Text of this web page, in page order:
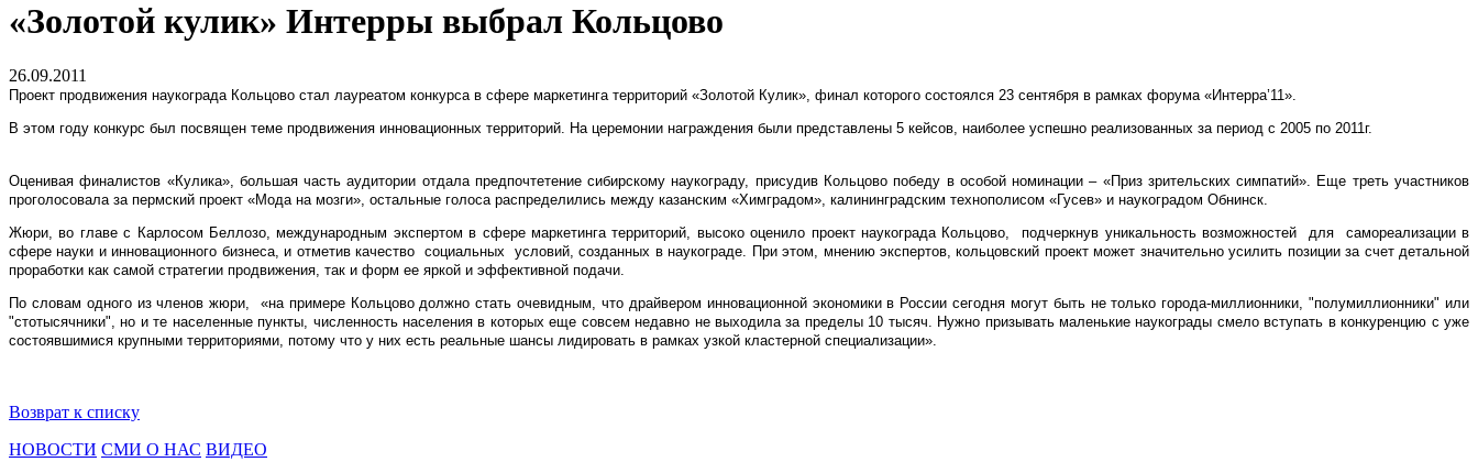
«Золотой кулик» Интерры выбрал Кольцово
26.09.2011
Проект продвижения наукограда Кольцово стал лауреатом конкурса в сфере маркетинга территорий «Золотой Кулик», финал которого состоялся 23 сентября в рамках форума «Интерра’11».
В этом году конкурс был посвящен теме продвижения инновационных территорий. На церемонии награждения были представлены 5 кейсов, наиболее успешно реализованных за период с 2005 по 2011г.
Оценивая финалистов «Кулика», большая часть аудитории отдала предпочтетение сибирскому наукограду, присудив Кольцово победу в особой номинации – «Приз зрительских симпатий». Еще треть участников
проголосовала за пермский проект «Мода на мозги», остальные голоса распределились между казанским «Химградом», калининградским технополисом «Гусев» и наукоградом Обнинск.
Жюри, во главе с Карлосом Беллозо, международным экспертом в сфере маркетинга территорий, высоко оценило проект наукограда Кольцово, подчеркнув уникальность возможностей для
самореализации в
сфере науки и инновационного бизнеса, и отметив качество
социальных
условий, созданных в наукограде. При этом, мнению экспертов, кольцовский проект может значительно усилить позиции за счет детальной
проработки как самой стратегии продвижения, так и форм ее яркой и эффективной подачи.
По словам одного из членов жюри,
«на примере Кольцово должно стать очевидным, что драйвером инновационной экономики в России сегодня могут быть не только города-миллионники, "полумиллионники" или
"стотысячники", но и те населенные пункты, численность населения в которых еще совсем недавно не выходила за пределы 10 тысяч. Нужно призывать маленькие наукограды смело вступать в конкуренцию с уже
состоявшимися крупными территориями, потому что у них есть реальные шансы лидировать в рамках узкой кластерной специализации».
Возврат к списку
НОВОСТИ СМИ О НАС ВИДЕО